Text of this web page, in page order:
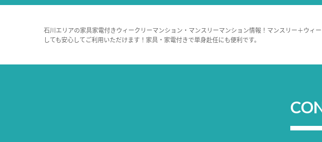
石川エリアの家具家電付きウィークリーマンション・マンスリーマンション情報！マンスリー＋ウ
しても安心してご利用いただけます！家具・家電付きで単身赴任にも便利です。